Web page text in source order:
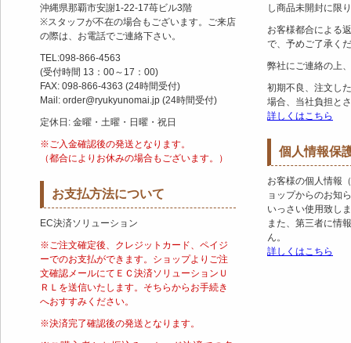
沖縄県那覇市安謝1-22-17苺ビル3階
※スタッフが不在の場合もございます。ご来店
の際は、お電話でご連絡下さい。
TEL:098-866-4563
(受付時間 13：00～17：00)
FAX: 098-866-4363 (24時間受付)
Mail: order@ryukyunomai.jp (24時間受付)
定休日: 金曜・土曜・日曜・祝日
※ご入金確認後の発送となります。
（都合によりお休みの場合もございます。）
お支払方法について
EC決済ソリューション
※ご注文確定後、クレジットカード、ペイジ
ーでのお支払ができます。ショップよりご注
文確認メールにてＥＣ決済ソリューションＵ
ＲＬを送信いたします。そちらからお手続き
へおすすみください。
※決済完了確認後の発送となります。
し商品未開封に限
お客様都合による
で、予めご了承く
弊社にご連絡の上
初期不良、注文し
場合、当社負担と
詳しくはこちら
個人情報保
お客様の個人情報
ョップからのお知
いっさい使用致し
また、第三者に情
ん。
詳しくはこちら